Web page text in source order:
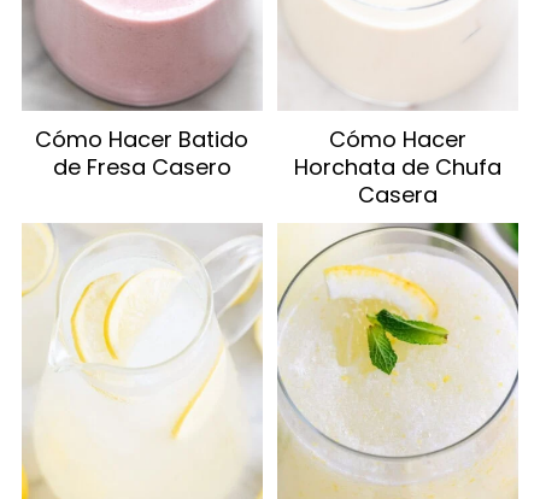
Cómo Hacer Batido
de Fresa Casero
Cómo Hacer
Horchata de Chufa
Casera